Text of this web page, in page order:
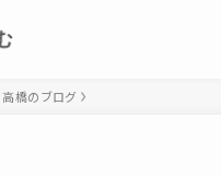
高橋のブログ